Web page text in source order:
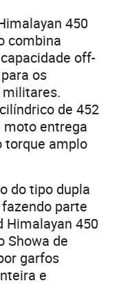
450
combina
off-
os
de 452
moto entrega
torque amplo
do tipo dupla
parte
Himalayan 450
Showa de
garfos
e